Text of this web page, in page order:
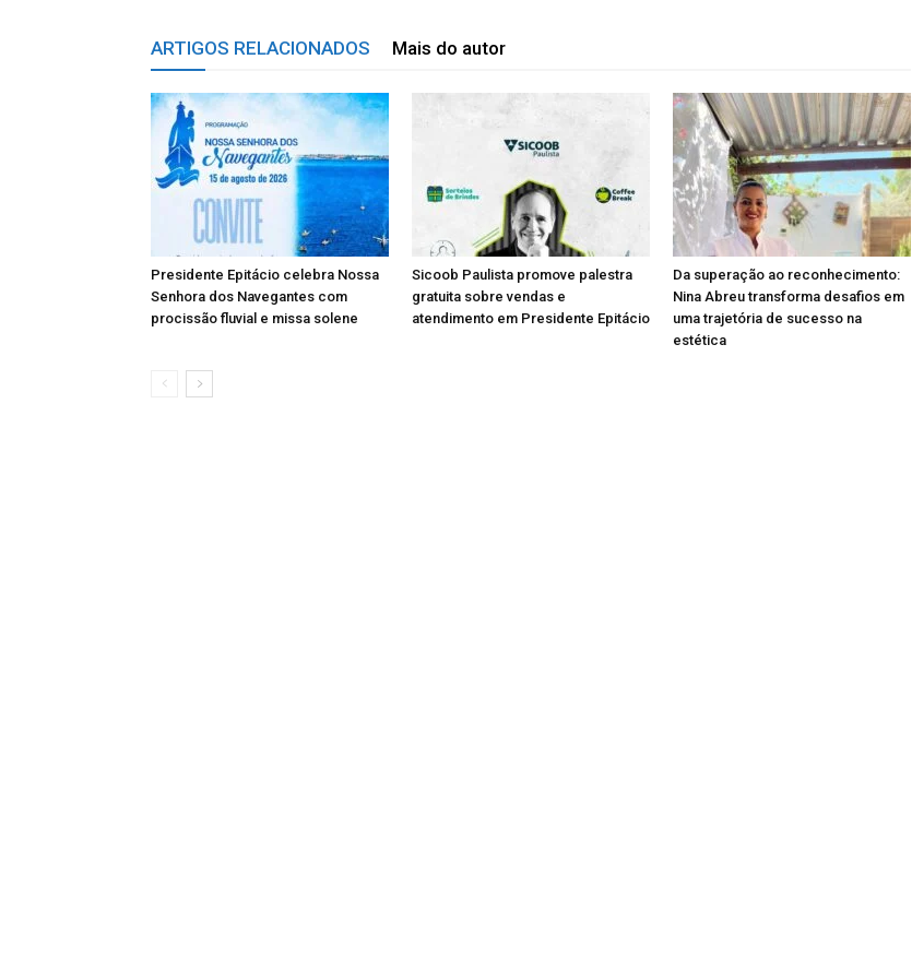
ARTIGOS RELACIONADOS Mais do autor
Presidente Epitácio celebra Nossa
Senhora dos Navegantes com
procissão fluvial e missa solene
Sicoob Paulista promove palestra
gratuita sobre vendas e
atendimento em Presidente Epitácio
Da superação ao reconhecimento:
Nina Abreu transforma desafios em
uma trajetória de sucesso na
estética